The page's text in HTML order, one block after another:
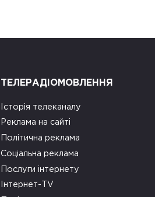
ТЕЛЕРАДІОМОВЛЕННЯ
Історія телеканалу
Реклама на сайті
Політична реклама
Соціальна реклама
Послуги інтернету
Інтернет-TV